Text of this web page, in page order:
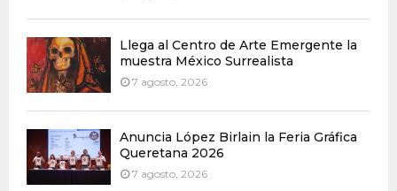
Llega al Centro de Arte Emergente la
muestra México Surrealista
7 agosto, 2026
Anuncia López Birlain la Feria Gráfica
Queretana 2026
7 agosto, 2026